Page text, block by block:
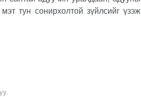
тун сонирхолтой зүйлсийг үзэж